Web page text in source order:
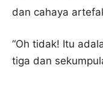
dan cahaya
“Oh tidak! Itu
tiga dan